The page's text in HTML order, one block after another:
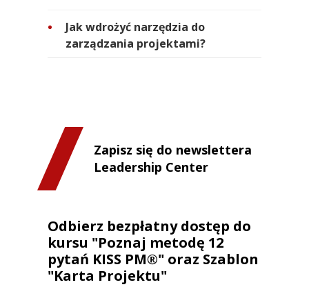
Jak wdrożyć narzędzia do
zarządzania projektami?
Zapisz się do newslettera
Leadership Center
Odbierz bezpłatny dostęp do
kursu "Poznaj metodę 12
pytań KISS PM®" oraz Szablon
"Karta Projektu"